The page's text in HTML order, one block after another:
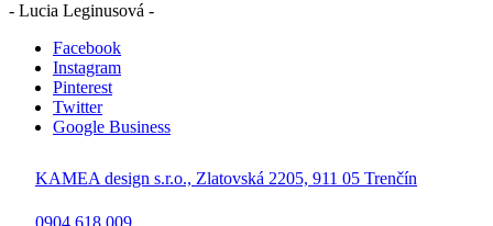
- Lucia Leginusová -
Facebook
Instagram
Pinterest
Twitter
Google Business
KAMEA design s.r.o., Zlatovská 2205, 911 05 Trenčín
0904 618 009